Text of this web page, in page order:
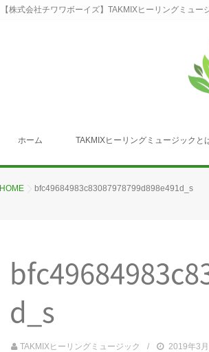
【株式会社チワワボーイズ】TAKMIXヒーリングミュ
ホーム TAKMIXヒーリングミュージックと
HOME bfc49684983c83087978799d898e491d_s
d_s
TAKMIXヒーリングミュージック 2019年3